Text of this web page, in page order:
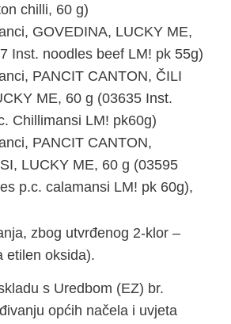
chilli, 60 g)
GOVEDINA, LUCKY ME,
Inst. noodles beef LM! pk 55g)
PANCIT CANTON, ČILI
ME, 60 g (03635 Inst.
Chillimansi LM! pk60g)
PANCIT CANTON,
LUCKY ME, 60 g (03595
p.c. calamansi LM! pk 60g),
zbog utvrđenog 2-klor –
etilen oksida).
s Uredbom (EZ) br.
općih načela i uvjeta